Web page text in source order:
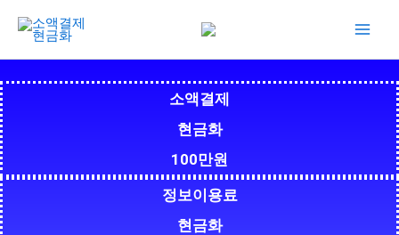
건
너
뛰
기
소액결제
현금화
100만원
정보이용료
현금화